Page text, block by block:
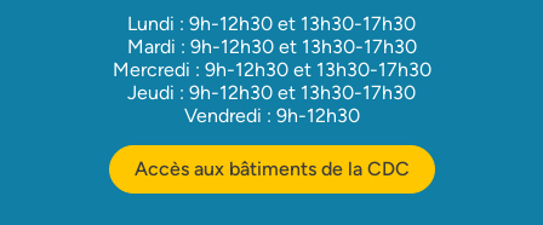
Lundi : 9h-12h30 et 13h30-17h30
Mardi : 9h-12h30 et 13h30-17h30
Mercredi : 9h-12h30 et 13h30-17h30
Jeudi : 9h-12h30 et 13h30-17h30
Vendredi : 9h-12h30
Accès aux bâtiments de la CDC